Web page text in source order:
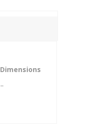
Dimensions
–